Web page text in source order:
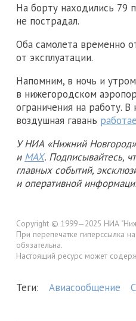
На борту находились 79
не пострадал.
Оба самолета временно
от эксплуатации.
Напомним, в ночь и
в нижегородском
ограничения на работу.
воздушная гавань
У НИА «Нижний
и MAX. Подписывайтесь,
главных событий,
и оперативной
Copyright © 1999—2025 НИА
При перепечатке гиперссылка
обязательна.
Настоящий ресурс может
Теги: Авиасообщение